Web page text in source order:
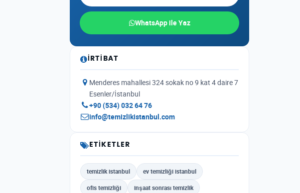
WhatsApp ile Yaz
İRTIBAT
Menderes mahallesi 324 sokak no 9 kat 4 daire 7
Esenler/İstanbul
+90 (534) 032 64 76
info@temizlikistanbul.com
ETIKETLER
temizlik istanbul ev temizliği istanbul
ofis temizliği inşaat sonrası temizlik